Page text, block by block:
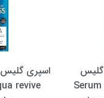
اسپری گلیس دو فاز مو مدل
aqua revive حجم 200